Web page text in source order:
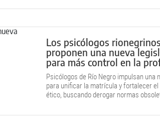
Los psicólogos rionegrinos
proponen una nueva
para más control en la
Psicólogos de Río Negro impulsan una
para unificar la matrícula y fortalecer
ético, buscando derogar normas
Cipolletti.